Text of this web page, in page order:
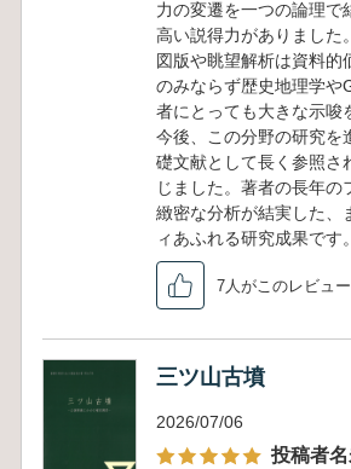
力の変遷を一つの論理で
高い説得力がありました
図版や眺望解析は資料的
のみならず歴史地理学や
者にとっても大きな示唆
今後、この分野の研究を
礎文献として長く参照さ
じました。著者の長年の
緻密な分析が結実した、
ィあふれる研究成果です。
7人がこのレビュ
三ツ山古墳
2026/07/06
投稿者